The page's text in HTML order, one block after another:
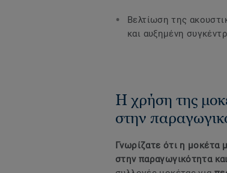
Βελτίωση της
και αυξημένη
Η χρήση της
στην
Γνωρίζατε ότι η μοκέτα
στην παραγωγικότητα